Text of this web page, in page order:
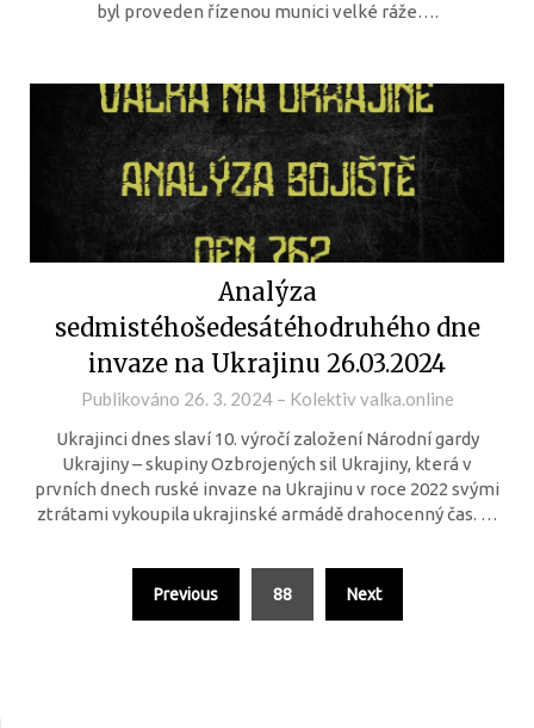
byl proveden řízenou munici velké ráže….
Analýza
sedmistéhošedesátéhodruhého dne
invaze na Ukrajinu 26.03.2024
Publikováno 26. 3. 2024– Kolektiv valka.online
Ukrajinci dnes slaví 10. výročí založení Národní gardy
Ukrajiny – skupiny Ozbrojených sil Ukrajiny, která v
prvních dnech ruské invaze na Ukrajinu v roce 2022 svými
ztrátami vykoupila ukrajinské armádě drahocenný čas. …
Previous 88 Next